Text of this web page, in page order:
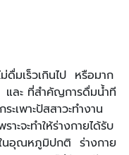
ดื่มเร็วเกินไป หรือมาก
และ ที่สำคัญการดื่มน้ำที
ะเพาะปัสสาวะทำงาน
ะจะทำให้ร่างกายได้รับ
ในอุณหภูมิปกติ ร่างกาย